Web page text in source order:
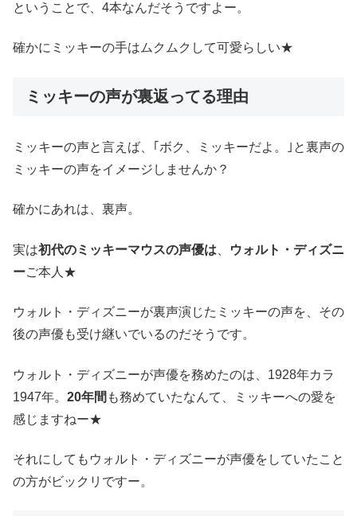
ということで、4本なんだそうですよー。
確かにミッキーの手はムクムクして可愛らしい★
ミッキーの声が裏返ってる理由
ミッキーの声と言えば、｢ボク、ミッキーだよ。｣と裏声の
ミッキーの声をイメージしませんか？
確かにあれは、裏声。
実は初代のミッキーマウスの声優は
ウォルト・ディズニ
ーご本人★
ウォルト・ディズニーが裏声演じたミッキーの声を、その
後の声優も受け継いでいるのだそうです。
ウォルト・ディズニーが声優を務めたのは、1928年カラ
1947年。 20年間 も務めていたなんて、ミッキーへの愛を
感じますねー★
それにしてもウォルト・ディズニーが声優をしていたこと
の方がビックリですー。